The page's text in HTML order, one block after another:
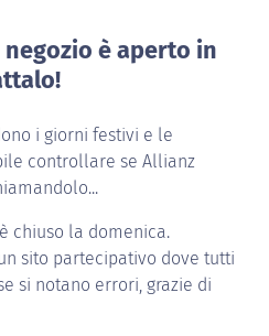
è aperto in
i giorni festivi e le
controllare se Allianz
è chiuso la domenica.
sito partecipativo dove tutti
si notano errori, grazie di